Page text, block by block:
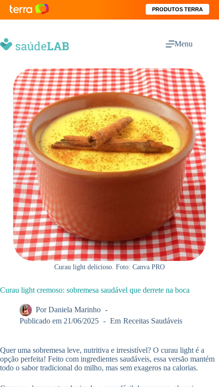
PRODUTOS TERRA
Menu
Curau light delicioso. Foto: Canva PRO
Curau light cremoso: sobremesa saudável que derrete na boca
Por Daniela Marinho
Publicado em 21/06/2025 Em Receitas Saudáveis
Quer uma sobremesa leve, nutritiva e irresistível? O curau light é a
opção perfeita! Feito com ingredientes saudáveis, essa versão mantém
todo o sabor tradicional do milho, mas sem exageros na calorias.